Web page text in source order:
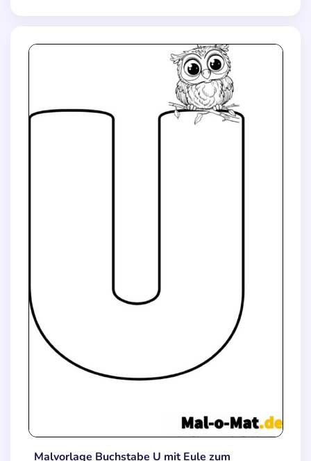
Malvorlage Buchstabe U mit Eule zum